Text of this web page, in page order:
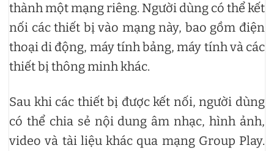
thành một mạng riêng. Người dùng có thể kết
nối các thiết bị vào mạng này, bao gồm điện
thoại di động, máy tính bảng, máy tính và các
thiết bị thông minh khác.
Sau khi các thiết bị được kết nối, người dùng
có thể chia sẻ nội dung âm nhạc, hình ảnh,
video và tài liệu khác qua mạng Group Play.